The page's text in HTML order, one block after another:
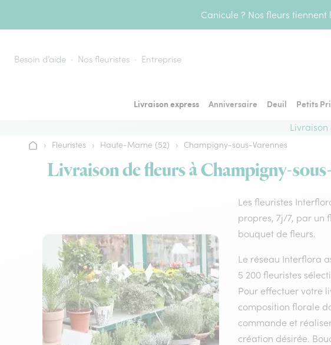
Canicule ? Nos fleurs
Besoin d’aide Nos fleuristes Entreprise
Livraison express Anniversaire Deuil Petits
Accueil
› Fleuristes › Haute-Marne (52) › Champigny-sous-Varennes
Livraison de fleurs à Champigny-
Les fleuristes
propres, 7j/7, par un
bouquet de fleurs.
Le réseau Interflora
5 200 fleuristes
Pour effectuer votre
composition florale
commande et
création désirée.